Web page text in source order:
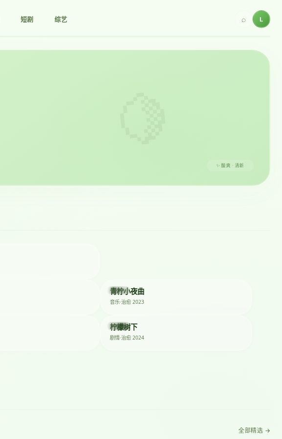
短剧 综艺 ⌕ L
✨ 酸爽 · 清新
电影
青柠小夜曲
音乐·治愈 2023
短剧
2024
柠檬树下
剧情·治愈 2024
全部精选 →